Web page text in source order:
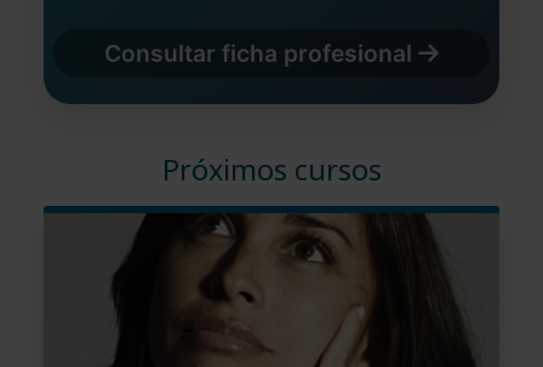
Consultar ficha profesional
Próximos cursos